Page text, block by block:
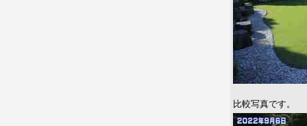
比較写真です。